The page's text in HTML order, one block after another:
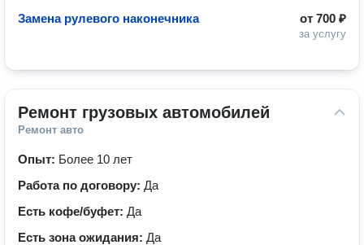
от 700 ₽
за услугу
Замена рулевого наконечника
Ремонт грузовых автомобилей
Ремонт авто
Опыт: Более 10 лет
Работа по договору: Да
Есть кофе/буфет: Да
Есть зона ожидания: Да